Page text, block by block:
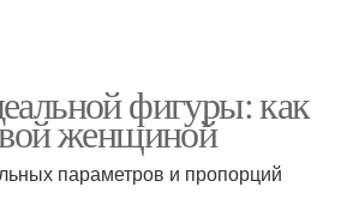
фигуры: как
женщиной
параметров и пропорций